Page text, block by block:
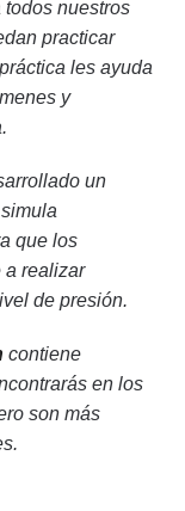
nuestros
practicar
les ayuda
y
un
que los
a realizar
de presión.
contiene
en los
son más